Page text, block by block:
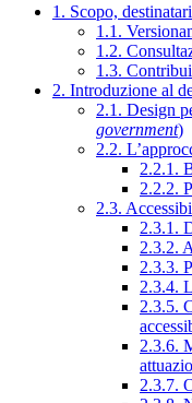
1. Scopo,
1.1.
1.2.
1.3.
2. Introduzione al
2.1. Design
government)
2.2.
2.2.1.
2.2.2.
2.3.
2.3.1.
2.3.2.
2.3.3.
2.3.4.
2.3.5.
2.3.6.
2.3.7.